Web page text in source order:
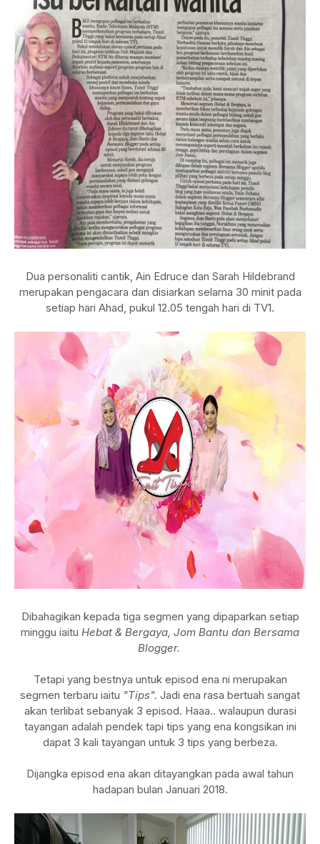
Dua personaliti cantik, Ain Edruce dan Sarah Hildebrand
merupakan pengacara dan disiarkan selama 30 minit pada
setiap hari Ahad, pukul 12.05 tengah hari di TV1.
Dibahagikan kepada tiga segmen yang dipaparkan setiap
minggu iaitu Hebat & Bergaya, Jom Bantu dan Bersama
Blogger.
Tetapi yang bestnya untuk episod ena ni merupakan
segmen terbaru iaitu "Tips". Jadi ena rasa bertuah sangat
akan terlibat sebanyak 3 episod. Haaa.. walaupun durasi
tayangan adalah pendek tapi tips yang ena kongsikan ini
dapat 3 kali tayangan untuk 3 tips yang berbeza.
Dijangka episod ena akan ditayangkan pada awal tahun
hadapan bulan Januari 2018.